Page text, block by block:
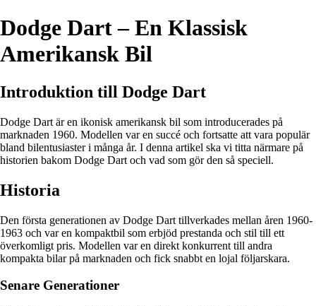
Dodge Dart – En Klassisk
Amerikansk Bil
Introduktion till Dodge Dart
Dodge Dart är en ikonisk amerikansk bil som introducerades på
marknaden 1960. Modellen var en succé och fortsatte att vara populär
bland bilentusiaster i många år. I denna artikel ska vi titta närmare på
historien bakom Dodge Dart och vad som gör den så speciell.
Historia
Den första generationen av Dodge Dart tillverkades mellan åren 1960-
1963 och var en kompaktbil som erbjöd prestanda och stil till ett
överkomligt pris. Modellen var en direkt konkurrent till andra
kompakta bilar på marknaden och fick snabbt en lojal följarskara.
Senare Generationer